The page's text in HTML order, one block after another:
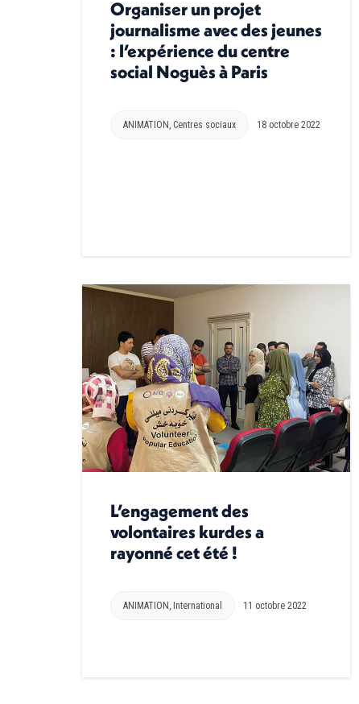
Organiser un projet
journalisme avec des jeunes
: l’expérience du centre
social Noguès à Paris
ANIMATION Centres sociaux 18 octobre 2022
L’engagement des
volontaires kurdes a
rayonné cet été !
ANIMATION , International 11 octobre 2022